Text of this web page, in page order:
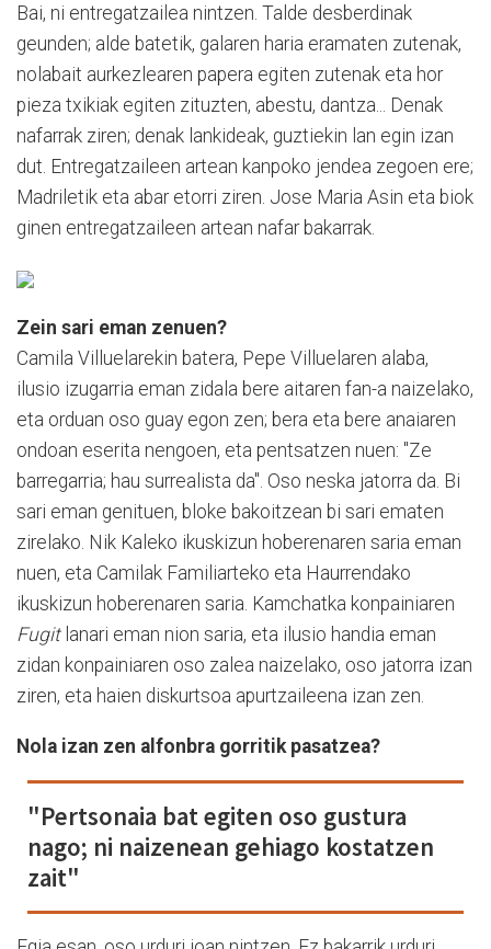
Bai, ni entregatzailea nintzen. Talde desberdinak
geunden; alde batetik, galaren haria eramaten zutenak,
nolabait aurkezlearen papera egiten zutenak eta hor
pieza txikiak egiten zituzten, abestu, dantza... Denak
nafarrak ziren; denak lankideak, guztiekin lan egin izan
dut. Entregatzaileen artean kanpoko jendea zegoen ere;
Madriletik eta abar etorri ziren. Jose Maria Asin eta biok
ginen entregatzaileen artean nafar bakarrak.
Zein sari eman zenuen?
Camila Villuelarekin batera, Pepe Villuelaren alaba,
ilusio izugarria eman zidala bere aitaren fan-a naizelako,
eta orduan oso guay egon zen; bera eta bere anaiaren
ondoan eserita nengoen, eta pentsatzen nuen: "Ze
barregarria; hau surrealista da". Oso neska jatorra da. Bi
sari eman genituen, bloke bakoitzean bi sari ematen
zirelako. Nik Kaleko ikuskizun hoberenaren saria eman
nuen, eta Camilak Familiarteko eta Haurrendako
ikuskizun hoberenaren saria. Kamchatka konpainiaren
Fugitlanari eman nion saria, eta ilusio handia eman
zidan konpainiaren oso zalea naizelako, oso jatorra izan
ziren, eta haien diskurtsoa apurtzaileena izan zen.
Nola izan zen alfonbra gorritik pasatzea?
"Pertsonaia bat egiten oso gustura
nago; ni naizenean gehiago kostatzen
zait"